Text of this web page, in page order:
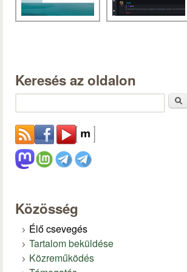
Keresés az oldalon
Közösség
Élő csevegés
Tartalom beküldése
Közreműködés